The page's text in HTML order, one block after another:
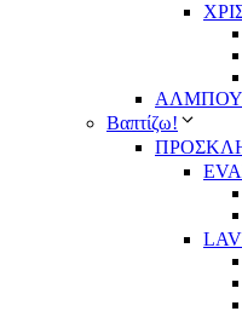
Βαπτίζω!